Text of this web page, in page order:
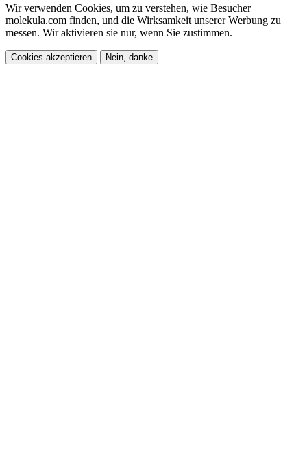
Wir verwenden Cookies, um zu verstehen, wie Besucher
molekula.com finden, und die Wirksamkeit unserer Werbung zu
messen. Wir aktivieren sie nur, wenn Sie zustimmen.
Cookies akzeptieren Nein, danke